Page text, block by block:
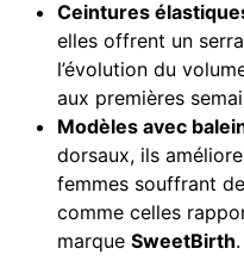
Ceintures
elles offrent un
l’évolution du
aux premières
Modèles avec
dorsaux, ils
femmes souffrant
comme celles
marque SweetBirth.